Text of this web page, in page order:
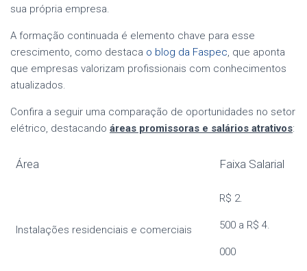
sua própria empresa.
A formação continuada é elemento chave para esse
crescimento, como destaca o blog da Faspec, que aponta
que empresas valorizam profissionais com conhecimentos
atualizados.
Confira a seguir uma comparação de oportunidades no setor
elétrico, destacando áreas promissoras e salários atrativos:
Área Faixa Salarial
Instalações residenciais e comerciais
R$ 2.
500 a R$ 4.
000